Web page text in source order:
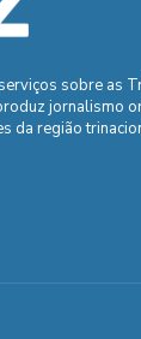
sobre as
jornalismo
da região